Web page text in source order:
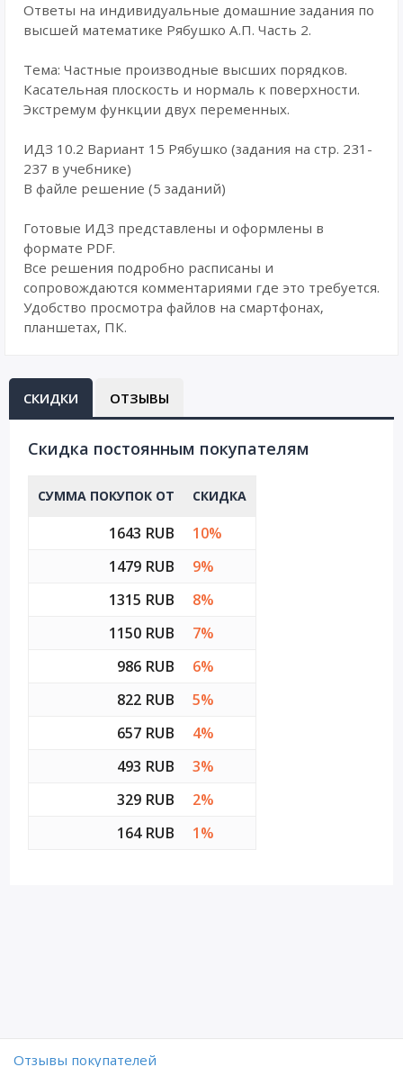
Ответы на индивидуальные домашние задания по
высшей математике Рябушко А.П. Часть 2.
Тема: Частные производные высших порядков.
Касательная плоскость и нормаль к поверхности.
Экстремум функции двух переменных.
ИДЗ 10.2 Вариант 15 Рябушко (задания на стр. 231-
237 в учебнике)
В файле решение (5 заданий)
Готовые ИДЗ представлены и оформлены в
формате PDF.
Все решения подробно расписаны и
сопровождаются комментариями где это требуется.
Удобство просмотра файлов на смартфонах,
планшетах, ПК.
СКИДКИ ОТЗЫВЫ
Cкидка постоянным покупателям
СУММА ПОКУПОК ОТ СКИДКА
1643 RUB
10%
1479 RUB
9%
1315 RUB
8%
1150 RUB
7%
986 RUB
6%
822 RUB
5%
657 RUB
4%
493 RUB
3%
329 RUB
2%
164 RUB
1%
Отзывы покупателей